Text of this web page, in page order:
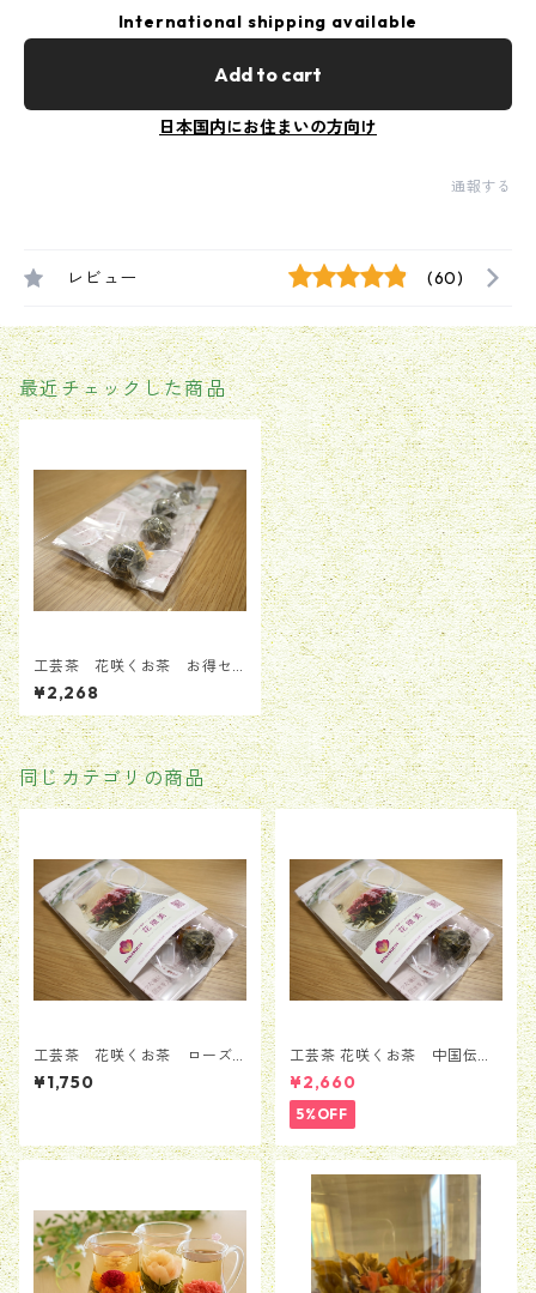
International shipping available
Add to cart
日本国内にお住まいの方向け
通報する
レビュー (60)
最近チェックした商品
工芸茶 花咲くお茶 お得セ
ットB 9粒セット（3種類*3
粒））
¥2,268
同じカテゴリの商品
工芸茶 花咲くお茶 ローズ
入り・華やか 5粒セット
¥1,750
工芸茶 花咲くお茶 中国伝統
花茶 工芸茶8粒セット
¥2,660
5%OFF